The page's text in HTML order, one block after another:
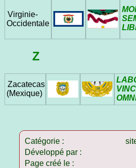
Virginie-
Occidentale
Z
Zacatecas
(Mexique)
Catégorie :
Développé par :
Page créé le :